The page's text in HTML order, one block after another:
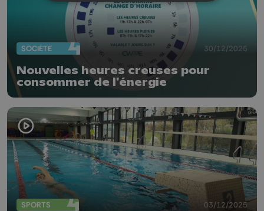
SOCIÉTÉ 30/12/2025
Nouvelles heures creuses pour
consommer de l'énergie
SPORTS 03/12/2025